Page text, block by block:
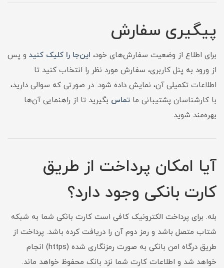
پیگیری سفارش
برای اطلاع از وضعیت سفارش‌های خود، این‌جا را کلیک کنید و پس
از ورود به پنل کاربری، سفارش مورد نظر را انتخاب کنید تا
اطلاعات تکمیلی آن، نمایش داده شود. در صورتی که سوالی دارید،
با کارشناسان پشتیبانی ما تماس بگیرید تا از راهنمایی آن‌ها
بهره‌مند شوید.
آیا امکان پرداخت از طریق
کارت بانکی وجود دارد؟
بله. برای پرداخت الکترونیک کافی است کارت بانکی شما به شبکه
شتاب متصل باشد و رمز دوم آن را دریافت کرده باشد. پرداخت از
طریق درگاه امن بانکی به صورت رمزنگاری شده (https) انجام
خواهد شد و اطلاعات کارت شما نزد بانک محفوظ خواهد ماند.